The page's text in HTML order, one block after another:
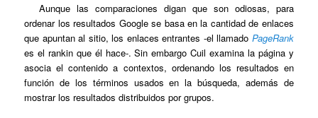
Aunque las comparaciones digan que son odiosas, para
ordenar los resultados Google se basa en la cantidad de enlaces
que apuntan al sitio, los enlaces entrantes -el llamado PageRank
es el rankin que él hace-. Sin embargo Cuil examina la página y
asocia el contenido a contextos, ordenando los resultados en
función de los términos usados en la búsqueda, además de
mostrar los resultados distribuidos por grupos.